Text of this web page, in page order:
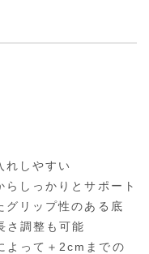
れしやすい
しっかりとサポート
リップ性のある底
さ調整も可能
よって＋2cmまでの